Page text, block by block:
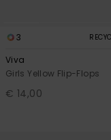
3
Viva
Girls Yellow Flip-Flops
€ 14,00